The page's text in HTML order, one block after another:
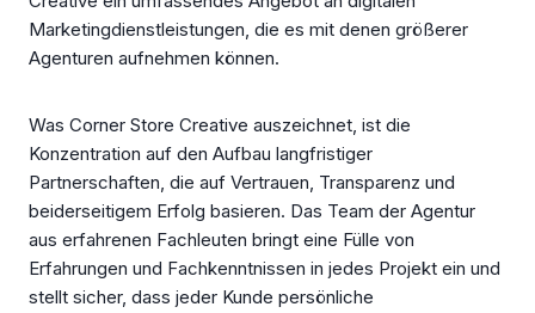
Marketingdienstleistungen, die es mit denen größerer
Agenturen aufnehmen können.
Was Corner Store Creative auszeichnet, ist die
Konzentration auf den Aufbau langfristiger
Partnerschaften, die auf Vertrauen, Transparenz und
beiderseitigem Erfolg basieren. Das Team der Agentur
aus erfahrenen Fachleuten bringt eine Fülle von
Erfahrungen und Fachkenntnissen in jedes Projekt ein und
stellt sicher, dass jeder Kunde persönliche